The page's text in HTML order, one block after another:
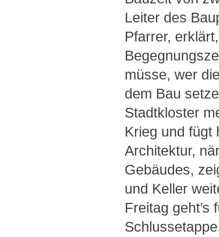
Leiter des
Pfarrer,
müsse, wer
dem Bau
Stadtkloster
Krieg und fügt
Architektur,
Gebäudes,
und Keller
Freitag geht’s